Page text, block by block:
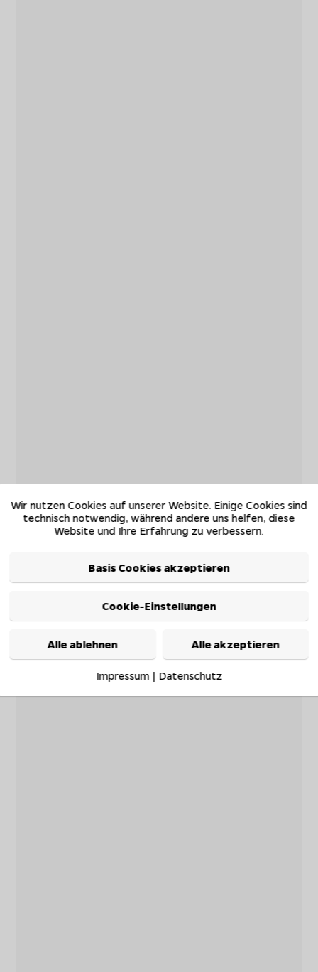
Wir nutzen Cookies auf unserer Website. Einige Cookies sind
technisch notwendig, während andere uns helfen, diese
Website und Ihre Erfahrung zu verbessern.
Basis Cookies akzeptieren
Cookie-Einstellungen
Alle ablehnen Alle akzeptieren
Impressum| Datenschutz